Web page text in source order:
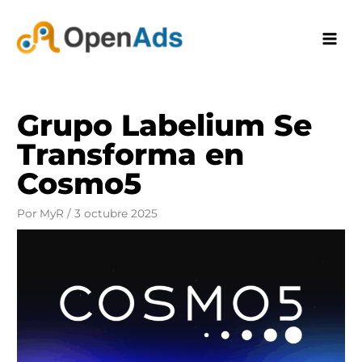
contenido
Grupo Labelium Se
Transforma en
Cosmo5
Por MyR/3 octubre 2025